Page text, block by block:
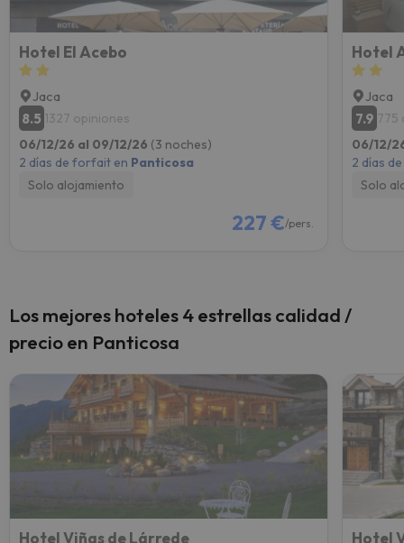
Hotel El Acebo
Jaca
8.5 1327 opiniones
06/12/26 al 09/12/26 (3 noches)
2 días de forfait en Panticosa
Solo alojamiento
227 €/pers.
Hotel
Jaca
7.9 775
06/12/
2 días
Solo
Los mejores hoteles 4 estrellas calidad /
precio en Panticosa
Hotel Viñas de Lárrede Hotel